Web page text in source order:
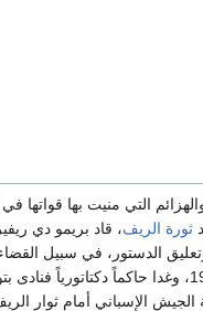
التي منيت بها قواتها
ثورة الريف، قاد بريمو دي
وتعليق الدستور، في سبيل
الداخلي، وتسلم رئاسة الوزارة من عام 1923 حتى عام 1930، وغدا
الجيش الإسباني أمام ثوار